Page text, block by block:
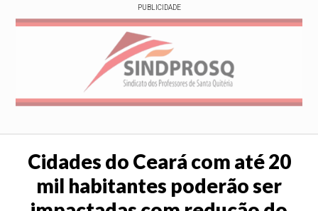
PUBLICIDADE
Cidades do Ceará com até 20
mil habitantes poderão ser